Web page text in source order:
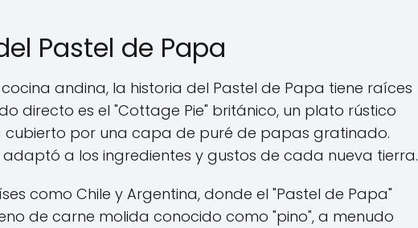
Pastel de Papa
andina, la historia del Pastel de Papa tiene raíces
directo es el "Cottage Pie" británico, un plato rústico
cubierto por una capa de puré de papas gratinado.
a los ingredientes y gustos de cada nueva tierra.
como Chile y Argentina, donde el "Pastel de Papa"
de carne molida conocido como "pino", a menudo